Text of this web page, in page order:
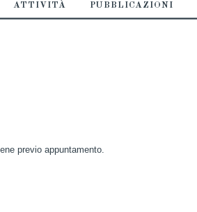
ATTIVITÀ PUBBLICAZIONI
previo appuntamento.